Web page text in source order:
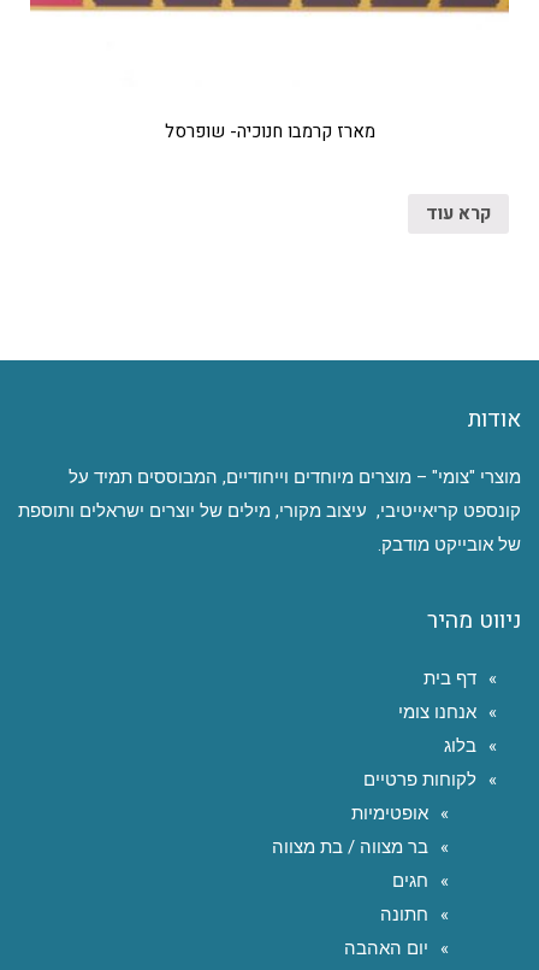
מארז קרמבו חנוכיה- שופרסל
קרא עוד
אודות
מוצרי "צומי" – מוצרים מיוחדים וייחודיים, המבוססים תמיד על
קונספט קריאייטיבי, עיצוב מקורי, מילים של יוצרים ישראלים ותוספת
של אובייקט מודבק.
ניווט מהיר
דף בית
אנחנו צומי
בלוג
לקוחות פרטיים
אופטימיות
בר מצווה / בת מצווה
חגים
חתונה
יום האהבה